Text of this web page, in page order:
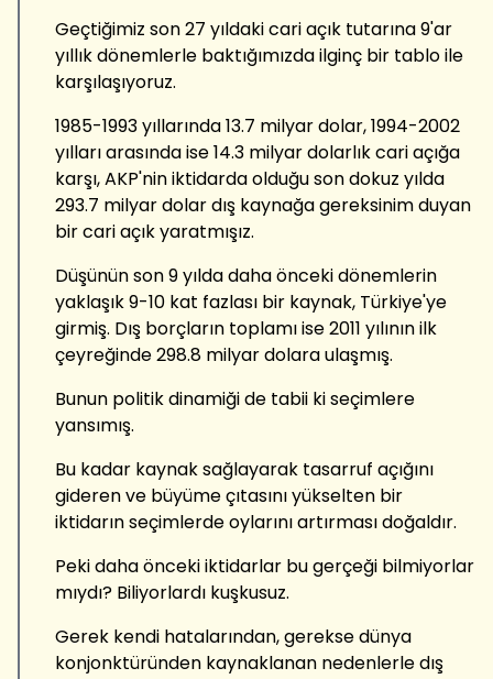
Geçtiğimiz son 27 yıldaki cari açık tutarına 9'ar
yıllık dönemlerle baktığımızda ilginç bir tablo ile
karşılaşıyoruz.
1985-1993 yıllarında 13.7 milyar dolar, 1994-2002
yılları arasında ise 14.3 milyar dolarlık cari açığa
karşı, AKP'nin iktidarda olduğu son dokuz yılda
293.7 milyar dolar dış kaynağa gereksinim duyan
bir cari açık yaratmışız.
Düşünün son 9 yılda daha önceki dönemlerin
yaklaşık 9-10 kat fazlası bir kaynak, Türkiye'ye
girmiş. Dış borçların toplamı ise 2011 yılının ilk
çeyreğinde 298.8 milyar dolara ulaşmış.
Bunun politik dinamiği de tabii ki seçimlere
yansımış.
Bu kadar kaynak sağlayarak tasarruf açığını
gideren ve büyüme çıtasını yükselten bir
iktidarın seçimlerde oylarını artırması doğaldır.
Peki daha önceki iktidarlar bu gerçeği bilmiyorlar
mıydı? Biliyorlardı kuşkusuz.
Gerek kendi hatalarından, gerekse dünya
konjonktüründen kaynaklanan nedenlerle dış